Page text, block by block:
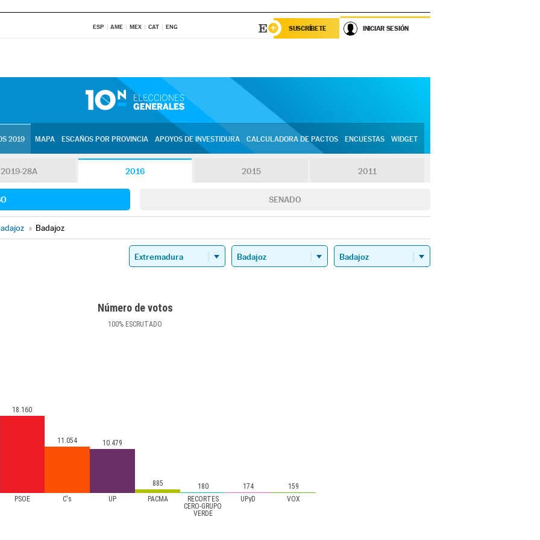
ESP AME MEX CAT ENG SUSCRÍBETE INICIAR SESIÓN
2019 MAPA ESCAÑOS POR PROVINCIA APOYOS DE INVESTIDURA CALCULADORA DE PACTOS ENCUESTAS WIDGET
2019-28A 2016 2015 2011
SENADO
» Badajoz
Número de votos
100% ESCRUTADO
PSOE C's UP PACMA
RECORTES
CERO-GRUPO
VERDE
UPyD VOX
18.160
11.054 10.479
885 180 174 159